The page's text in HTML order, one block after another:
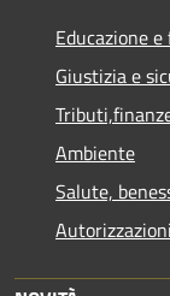
Educazione
Giustizia e
Ambiente
Salute,
Autorizzazioni